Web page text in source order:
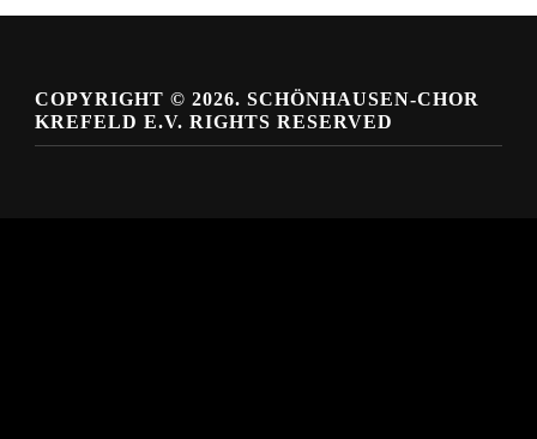
COPYRIGHT © 2026. SCHÖNHAUSEN-CHOR
KREFELD E.V. RIGHTS RESERVED